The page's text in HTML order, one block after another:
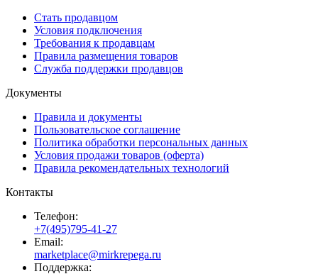
Стать продавцом
Условия подключения
Требования к продавцам
Правила размещения товаров
Служба поддержки продавцов
Документы
Правила и документы
Пользовательское соглашение
Политика обработки персональных данных
Условия продажи товаров (оферта)
Правила рекомендательных технологий
Контакты
Телефон:
+7(495)795-41-27
Email:
marketplace@mirkrepega.ru
Поддержка: